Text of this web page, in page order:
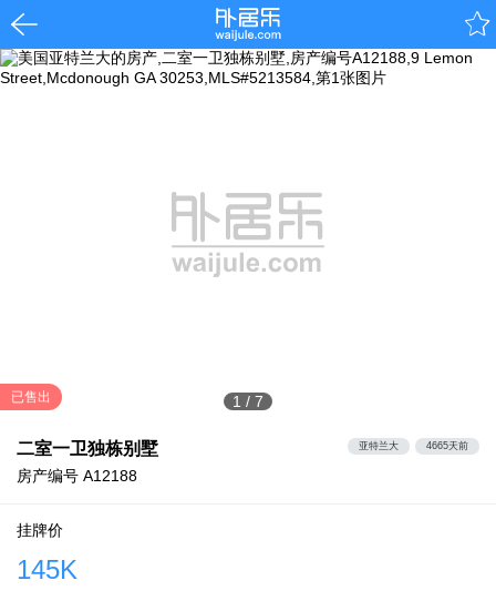
1 / 7
已售出
二室一卫独栋别墅
房产编号 A12188
亚特兰大 4665天前
挂牌价
145K